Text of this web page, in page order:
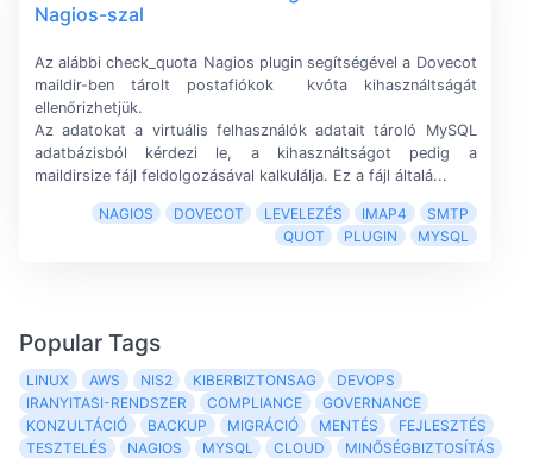
Nagios-szal
Az alábbi check_quota Nagios plugin segítségével a Dovecot
maildir-ben tárolt postafiókok kvóta kihasználtságát
ellenőrizhetjük.
Az adatokat a virtuális felhasználók adatait tároló MySQL
adatbázisból kérdezi le, a kihasználtságot pedig a
maildirsize fájl feldolgozásával kalkulálja. Ez a fájl általá...
NAGIOS DOVECOT LEVELEZÉS IMAP4
SMTP
QUOT
PLUGIN MYSQL
Popular Tags
LINUX AWS NIS2 KIBERBIZTONSAG
DEVOPS
IRANYITASI-RENDSZER
COMPLIANCE
GOVERNANCE
KONZULTÁCIÓ
BACKUP MIGRÁCIÓ MENTÉS
FEJLESZTÉS
TESZTELÉS
NAGIOS MYSQL CLOUD
MINŐSÉGBIZTOSÍTÁS